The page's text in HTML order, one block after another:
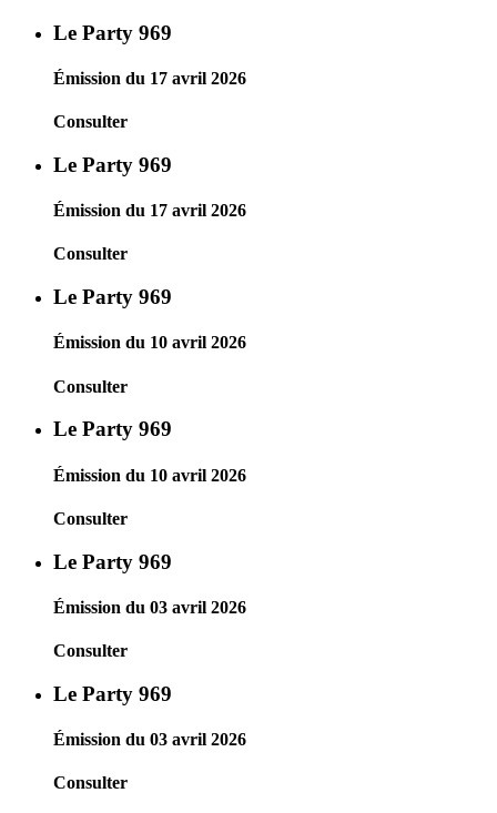
Le Party 969
Émission du 17 avril 2026
Consulter
Le Party 969
Émission du 17 avril 2026
Consulter
Le Party 969
Émission du 10 avril 2026
Consulter
Le Party 969
Émission du 10 avril 2026
Consulter
Le Party 969
Émission du 03 avril 2026
Consulter
Le Party 969
Émission du 03 avril 2026
Consulter